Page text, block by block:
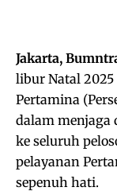
Jakarta,
libur Natal
Pertamina
dalam menjaga
ke seluruh
pelayanan
sepenuh hati.